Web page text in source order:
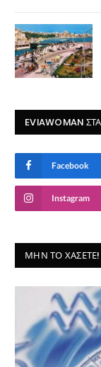
EVIAWOMAN
Facebook
Instagram
ΜΗΝ ΤΟ ΧΆΣΕΤΕ!